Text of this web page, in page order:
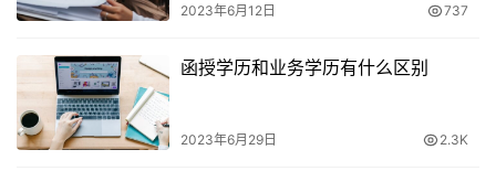
受理。在一些地区，可能会有特殊规定，允许未满18周岁的
前置学历要求
成人高考报名除了要求年满18岁外，还需要满足一定的前置
2023年6月12日 737
函授学历和业务学历有什么区别
2023年6月29日 2.3K